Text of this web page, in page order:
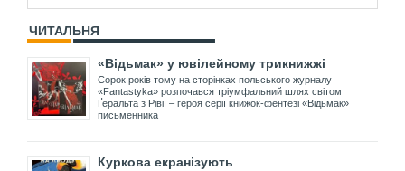
ЧИТАЛЬНЯ
«Відьмак» у ювілейному трикнижжі
Сорок років тому на сторінках польського журналу
«Fantastyka» розпочався тріумфальний шлях світом
Ґеральта з Рівії – героя серії книжок-фентезі «Відьмак»
письменника
Куркова екранізують